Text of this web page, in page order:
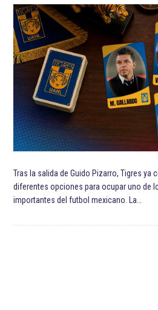
Tras la salida de Guido Pizarro, Tigres ya
diferentes opciones para ocupar uno de
importantes del futbol mexicano. La…